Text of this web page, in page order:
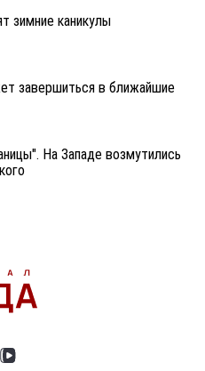
зимние каникулы
завершиться в ближайшие
На Западе возмутились